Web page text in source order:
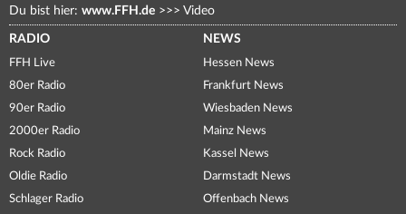
Du bist hier: www.FFH.de >>> Video
RADIO
FFH Live
80er Radio
90er Radio
2000er Radio
Rock Radio
Oldie Radio
Schlager Radio
NEWS
Hessen News
Frankfurt News
Wiesbaden News
Mainz News
Kassel News
Darmstadt News
Offenbach News